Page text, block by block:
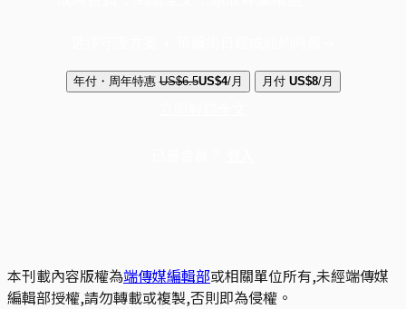
年付・周年特惠 US$6.5US$4/月 月付 US$8/月
本刊載內容版權為端傳媒編輯部或相關單位所有,未經端傳媒
編輯部授權,請勿轉載或複製,否則即為侵權。